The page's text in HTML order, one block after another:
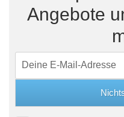
Angebote